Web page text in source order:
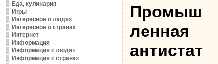
Еда, кулинария
Игры
Интересное о людях
Интересное о странах
Интернет
Информация
Информация о людях
Информация о странах
Промыш
ленная
антистат